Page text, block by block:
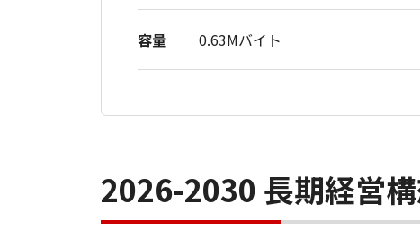
容量 0.63Mバイト
2026-2030 長期経営